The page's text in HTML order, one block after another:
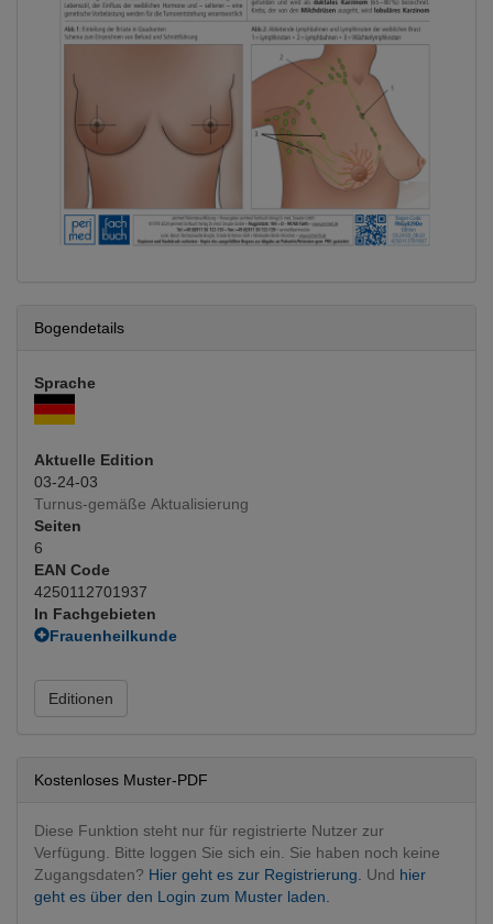
Bogendetails
Sprache
Aktuelle Edition
03-24-03
Turnus-gemäße Aktualisierung
Seiten
6
EAN Code
4250112701937
In Fachgebieten
Frauenheilkunde
Editionen
Kostenloses Muster-PDF
Diese Funktion steht nur für registrierte Nutzer zur
Verfügung. Bitte loggen Sie sich ein. Sie haben noch keine
Zugangsdaten? Hier geht es zur Registrierung. Und hier
geht es über den Login zum Muster laden.